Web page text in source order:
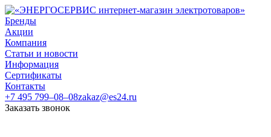
Бренды
Акции
Компания
Статьи и новости
Информация
Сертификаты
Контакты
+7 495 799–08–08zakaz@es24.ru
Заказать звонок